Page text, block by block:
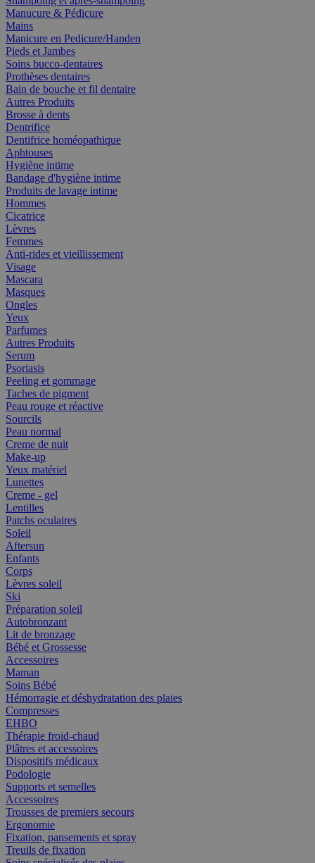
Manucure & Pédicure
Mains
Manicure en Pedicure/Handen
Pieds et Jambes
Soins bucco-dentaires
Prothèses dentaires
Bain de bouche et fil dentaire
Autres Produits
Brosse à dents
Dentrifice
Dentifrice homéopathique
Aphtouses
Hygiène intime
Bandage d'hygiène intime
Produits de lavage intime
Hommes
Cicatrice
Lèvres
Femmes
Anti-rides et vieillissement
Visage
Mascara
Masques
Ongles
Yeux
Parfumes
Autres Produits
Serum
Psoriasis
Peeling et gommage
Taches de pigment
Peau rouge et réactive
Sourcils
Peau normal
Creme de nuit
Make-up
Yeux matériel
Lunettes
Creme - gel
Lentilles
Patchs oculaires
Soleil
Aftersun
Enfants
Corps
Lèvres soleil
Ski
Préparation soleil
Autobronzant
Lit de bronzage
Bébé et Grossesse
Accessoires
Maman
Soins Bébé
Hémorragie et déshydratation des plaies
Compresses
EHBO
Thérapie froid-chaud
Plâtres et accessoires
Dispositifs médicaux
Podologie
Supports et semelles
Accessoires
Trousses de premiers secours
Ergonomie
Fixation, pansements et spray
Treuils de fixation